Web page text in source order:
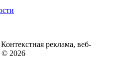
реклама, веб-
© 2026